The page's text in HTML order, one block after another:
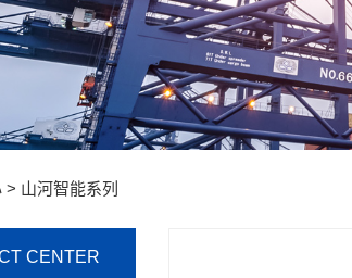
> 山河智能系列
CENTER